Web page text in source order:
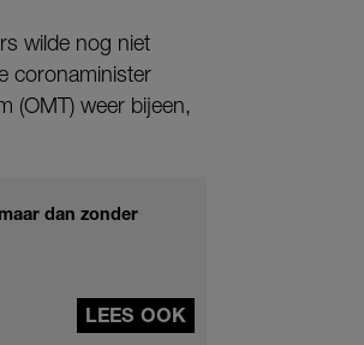
wilde nog niet
coronaminister
(OMT) weer bijeen,
dan zonder
LEES OOK